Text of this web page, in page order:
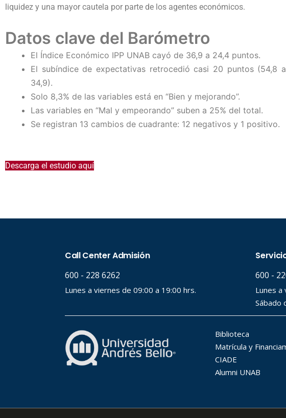
liquidez y una mayor cautela por parte de los agentes económicos.
Datos clave del Barómetro
El Índice Económico IPP UNAB cayó de 36,9 a 24,4 puntos.
El subíndice de expectativas retrocedió casi 20 puntos (54,8 a
34,9).
Solo 8,3% de las variables está en “Bien y mejorando”.
Las variables en “Mal y empeorando” suben a 25% del total.
Se registran 13 cambios de cuadrante: 12 negativos y 1 positivo.
Descarga el estudio aquí